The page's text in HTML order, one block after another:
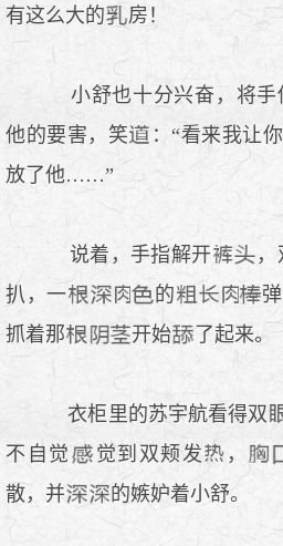
有这么大的
房！
小舒也十分兴奋，将手
他的要害，笑
：“看来我让
放了他……”
说着，手指解开
扒，一
的
抓着那
开始 了起来。
衣柜里的苏宇航看得双
不自觉
觉到双颊发 ，
散，并
的嫉妒着小舒。